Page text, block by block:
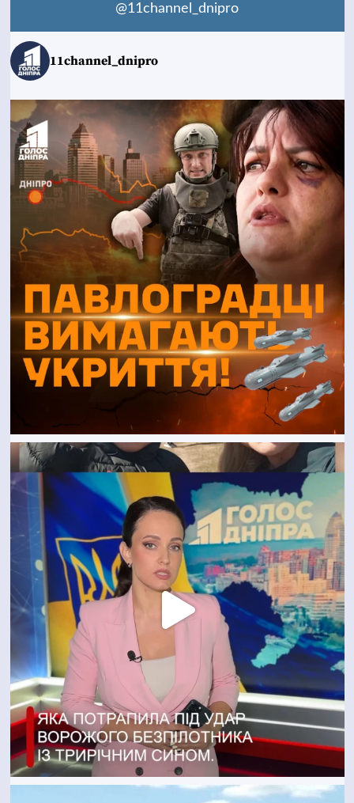
@11channel_dnipro
11channel_dnipro